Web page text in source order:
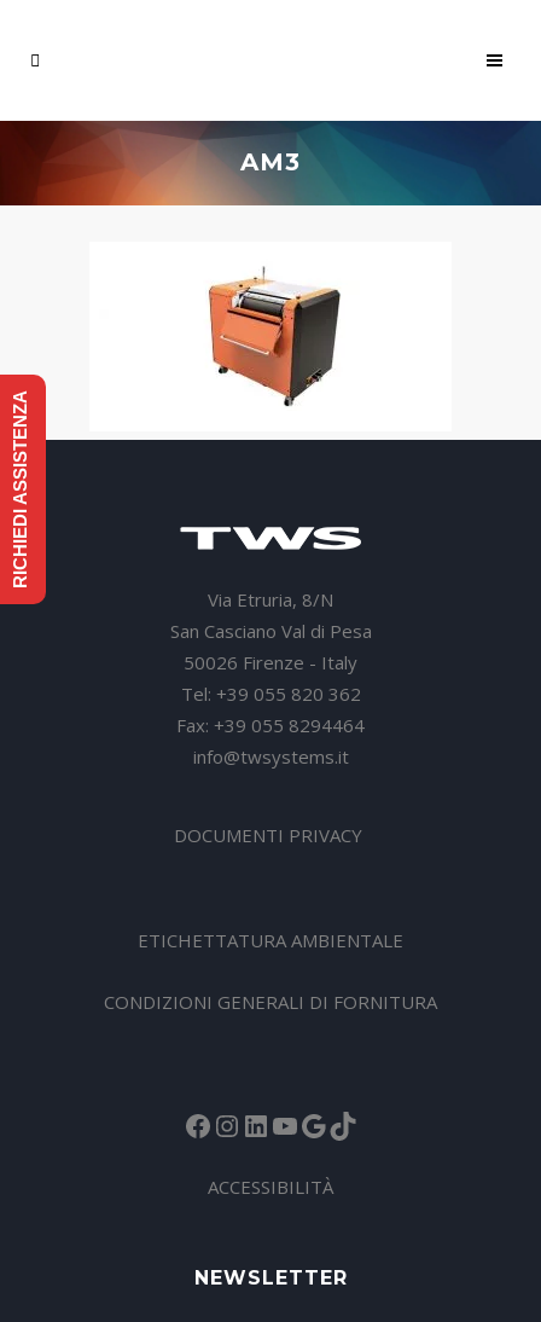
AM3
Via Etruria, 8/N
San Casciano Val di Pesa
50026 Firenze - Italy
Tel: +39 055 820 362
Fax: +39 055 8294464
info@twsystems.it
DOCUMENTI PRIVACY
ETICHETTATURA AMBIENTALE
CONDIZIONI GENERALI DI FORNITURA
Facebook
Instagram
LinkedIn
YouTube
Google
TikTok
ACCESSIBILITÀ
NEWSLETTER
RICHIEDI ASSISTENZA